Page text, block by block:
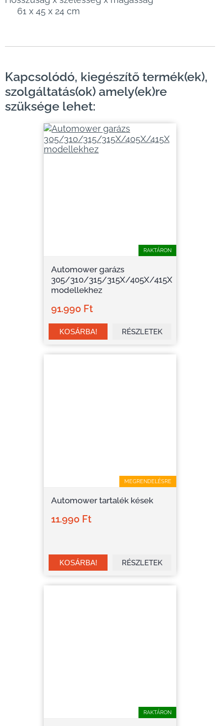
61 x 45 x 24 cm
Kapcsolódó, kiegészítő termék(ek),
szolgáltatás(ok) amely(ek)re
szüksége lehet:
RAKTÁRON
Automower garázs
305/310/315/315X/405X/415X
modellekhez
91.990 Ft
RÉSZLETEK
MEGRENDELÉSRE
Automower tartalék kések
11.990 Ft
RÉSZLETEK
RAKTÁRON